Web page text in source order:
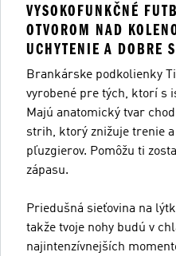
VYSOKOFUNKČNÉ
OTVOROM NAD
UCHYTENIE A DOBRE
Brankárske podkolienky
vyrobené pre tých, ktorí s
Majú anatomický tvar
strih, ktorý znižuje trenie
pľuzgierov. Pomôžu ti
zápasu.
Priedušná sieťovina na
takže tvoje nohy budú v
najintenzívnejších